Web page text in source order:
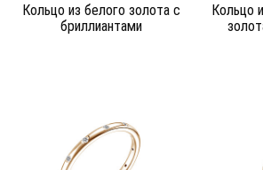
Кольцо из белого золота c
бриллиантами
Кольцо